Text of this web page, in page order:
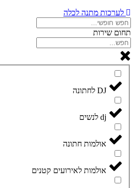
לערכות מתנה לכלה
תחום שירות
DJ לחתונה
dj לנשים
אולמות חתונה
אולמות לאירועים קטנים